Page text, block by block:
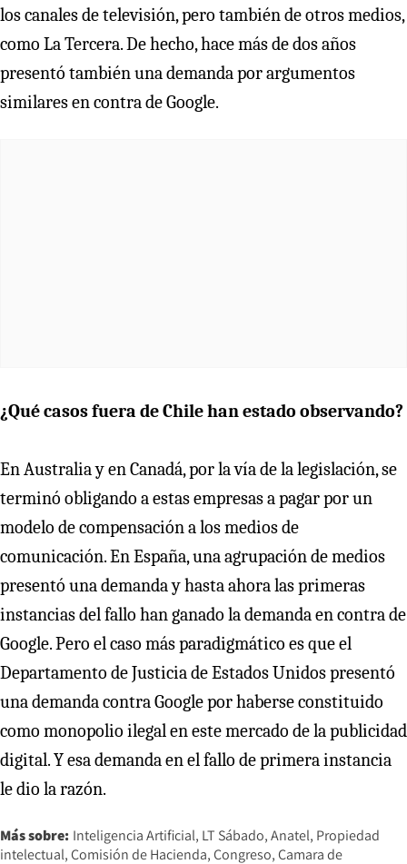
los canales de televisión, pero también de otros medios,
como La Tercera. De hecho, hace más de dos años
presentó también una demanda por argumentos
similares en contra de Google.
¿Qué casos fuera de Chile han estado observando?
En Australia y en Canadá, por la vía de la legislación, se
terminó obligando a estas empresas a pagar por un
modelo de compensación a los medios de
comunicación. En España, una agrupación de medios
presentó una demanda y hasta ahora las primeras
instancias del fallo han ganado la demanda en contra de
Google. Pero el caso más paradigmático es que el
Departamento de Justicia de Estados Unidos presentó
una demanda contra Google por haberse constituido
como monopolio ilegal en este mercado de la publicidad
digital. Y esa demanda en el fallo de primera instancia
le dio la razón.
Más sobre: Inteligencia Artificial LT Sábado Anatel Propiedad
intelectual Comisión de Hacienda Congreso Camara de